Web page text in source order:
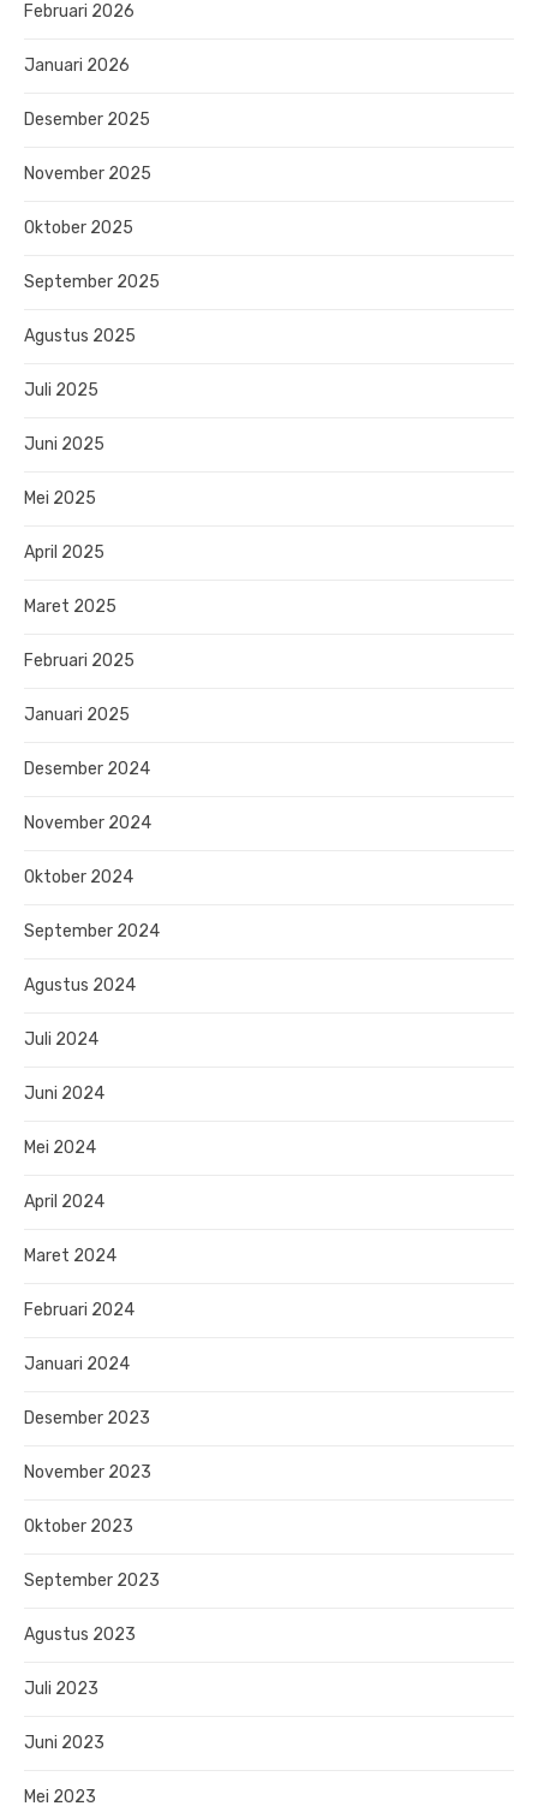
Februari 2026
Januari 2026
Desember 2025
November 2025
Oktober 2025
September 2025
Agustus 2025
Juli 2025
Juni 2025
Mei 2025
April 2025
Maret 2025
Februari 2025
Januari 2025
Desember 2024
November 2024
Oktober 2024
September 2024
Agustus 2024
Juli 2024
Juni 2024
Mei 2024
April 2024
Maret 2024
Februari 2024
Januari 2024
Desember 2023
November 2023
Oktober 2023
September 2023
Agustus 2023
Juli 2023
Juni 2023
Mei 2023